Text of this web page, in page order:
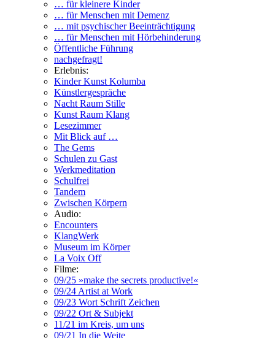
… für kleinere Kinder
… für Menschen mit Demenz
… mit psychischer Beeinträchtigung
… für Menschen mit Hörbehinderung
Öffentliche Führung
nachgefragt!
Erlebnis:
Kinder Kunst Kolumba
Künstlergespräche
Nacht Raum Stille
Kunst Raum Klang
Lesezimmer
Mit Blick auf …
The Gems
Schulen zu Gast
Werkmeditation
Schulfrei
Tandem
Zwischen Körpern
Audio:
Encounters
KlangWerk
Museum im Körper
La Voix Off
Filme:
09/25 »make the secrets productive!«
09/24 Artist at Work
09/23 Wort Schrift Zeichen
09/22 Ort & Subjekt
11/21 im Kreis, um uns
09/21 In die Weite